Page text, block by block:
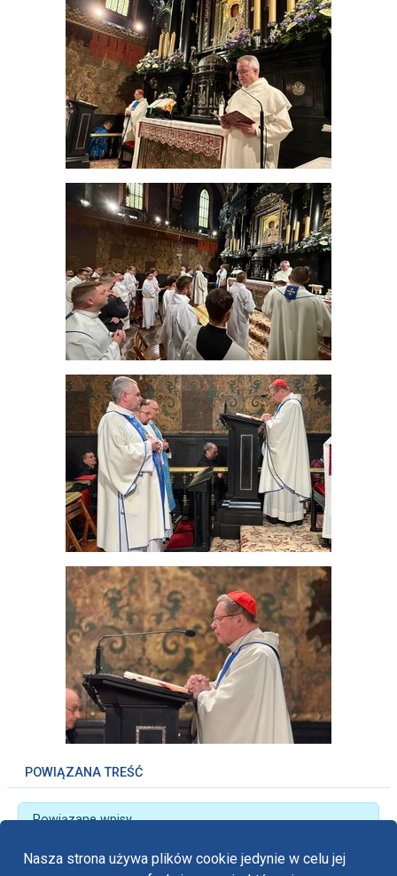
Nasza strona używa plików cookie jedynie w celu jej
POWIĄZANA TREŚĆ
Powiązane wpisy
„Słuchaj a potem kochaj” - maturzyści z arch. łódzkiej